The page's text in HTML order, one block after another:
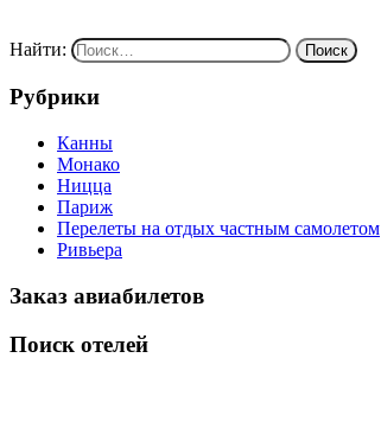
Найти:
Рубрики
Канны
Монако
Ницца
Париж
Перелеты на отдых частным самолетом
Ривьера
Заказ авиабилетов
Поиск отелей